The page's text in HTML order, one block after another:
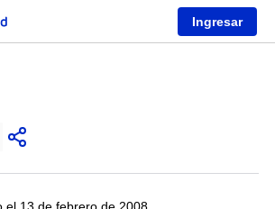
Ingresar